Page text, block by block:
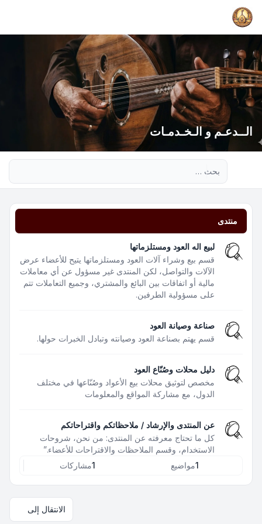
الــدعـم و الـخـدمـات
منتدى
لبيع اله العود ومستلزماتها
قسم بيع وشراء آلات العود ومستلزماتها يتيح للأعضاء عرض
الآلات والتواصل، لكن المنتدى غير مسؤول عن أي معاملات
مالية أو اتفاقات بين البائع والمشتري، وجميع التعاملات تتم
على مسؤولية الطرفين.
صناعة وصيانة العود
قسم يهتم بصناعة العود وصيانته وتبادل الخبرات حولها.
دليل محلات وصُنّاع العود
مخصص لتوثيق محلات بيع الأعواد وصُنّاعها في مختلف
الدول، مع مشاركة المواقع والمعلومات
عن المنتدى والإرشاد / ملاحظاتكم واقتراحاتكم
كل ما تحتاج معرفته عن المنتدى: من نحن، شروحات
الاستخدام، وقسم الملاحظات والاقتراحات للأعضاء.”
1مواضيع 1مشاركات
الانتقال إلى